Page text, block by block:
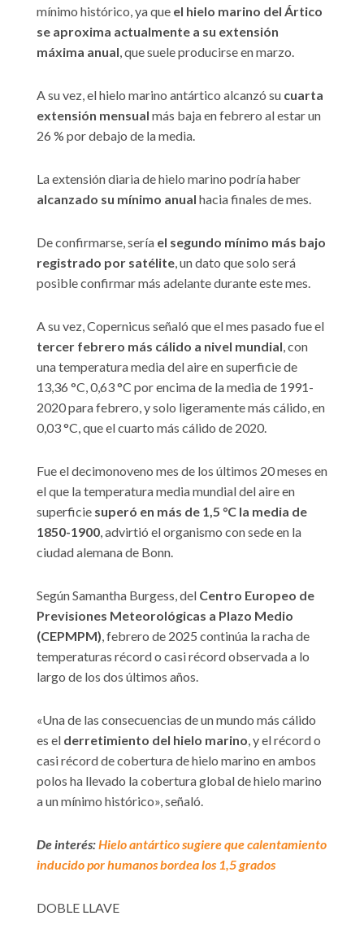
mínimo histórico, ya que el hielo marino del Ártico
se aproxima actualmente a su extensión
máxima anual, que suele producirse en marzo.
A su vez, el hielo marino antártico alcanzó su cuarta
extensión mensual más baja en febrero al estar un
26 % por debajo de la media.
La extensión diaria de hielo marino podría haber
alcanzado su mínimo anual hacia finales de mes.
De confirmarse, sería el segundo mínimo más bajo
registrado por satélite, un dato que solo será
posible confirmar más adelante durante este mes.
A su vez, Copernicus señaló que el mes pasado fue el
tercer febrero más cálido a nivel mundial, con
una temperatura media del aire en superficie de
13,36 °C, 0,63 °C por encima de la media de 1991-
2020 para febrero, y solo ligeramente más cálido, en
0,03 °C, que el cuarto más cálido de 2020.
Fue el decimonoveno mes de los últimos 20 meses en
el que la temperatura media mundial del aire en
superficie superó en más de 1,5 °C la media de
1850-1900, advirtió el organismo con sede en la
ciudad alemana de Bonn.
Según Samantha Burgess, del Centro Europeo de
Previsiones Meteorológicas a Plazo Medio
(CEPMPM), febrero de 2025 continúa la racha de
temperaturas récord o casi récord observada a lo
largo de los dos últimos años.
«Una de las consecuencias de un mundo más cálido
es el derretimiento del hielo marino, y el récord o
casi récord de cobertura de hielo marino en ambos
polos ha llevado la cobertura global de hielo marino
a un mínimo histórico», señaló.
De interés:Hielo antártico sugiere que calentamiento
inducido por humanos bordea los 1,5 grados
DOBLE LLAVE